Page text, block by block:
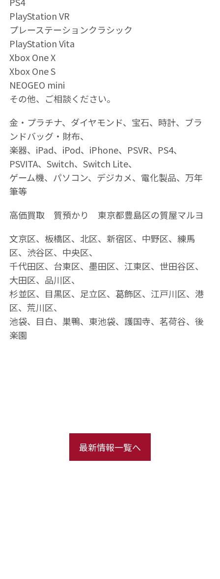
PlayStation VR
プレーステーションクラシック
PlayStation Vita
Xbox One X
Xbox One S
NEOGEO mini
その他、ご相談ください。
金・プラチナ、ダイヤモンド、宝石、時計、ブラ
ンドバッグ・財布、
楽器、iPad、iPod、iPhone、PSVR、PS4、
PSVITA、Switch、Switch Lite、
ゲーム機、パソコン、デジカメ、電化製品、万年
筆等
高価買取 質預かり 東京都豊島区の質屋マルヨ
文京区、板橋区、北区、新宿区、中野区、練馬
区、渋谷区、中央区、
千代田区、台東区、墨田区、江東区、世田谷区、
大田区、品川区、
杉並区、目黒区、足立区、葛飾区、江戸川区、港
区、荒川区、
池袋、目白、巣鴨、東池袋、護国寺、茗荷谷、後
楽園
最新情報一覧へ